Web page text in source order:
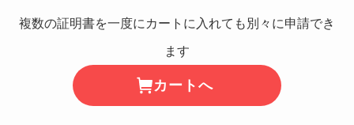
複数の証明書を一度にカートに入れても別々に申請でき
ます
カートへ